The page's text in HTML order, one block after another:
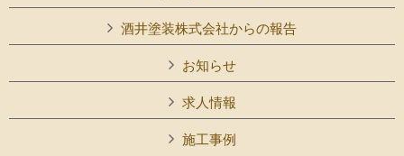
酒井塗装株式会社からの報告
お知らせ
求人情報
施工事例